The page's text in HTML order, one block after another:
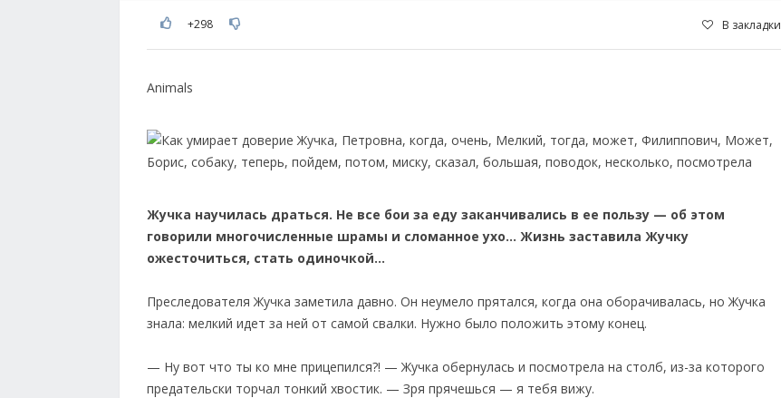
+298 В закладки
Animals
Жучка научилась драться. Не все бои за еду заканчивались в ее пользу — об этом
говорили многочисленные шрамы и сломанное ухо... Жизнь заставила Жучку
ожесточиться, стать одиночкой...
Преследователя Жучка заметила давно. Он неумело прятался, когда она оборачивалась, но Жучка
знала: мелкий идет за ней от самой свалки. Нужно было положить этому конец.
— Ну вот что ты ко мне прицепился?! — Жучка обернулась и посмотрела на столб, из-за которого
предательски торчал тонкий хвостик. — Зря прячешься — я тебя вижу.